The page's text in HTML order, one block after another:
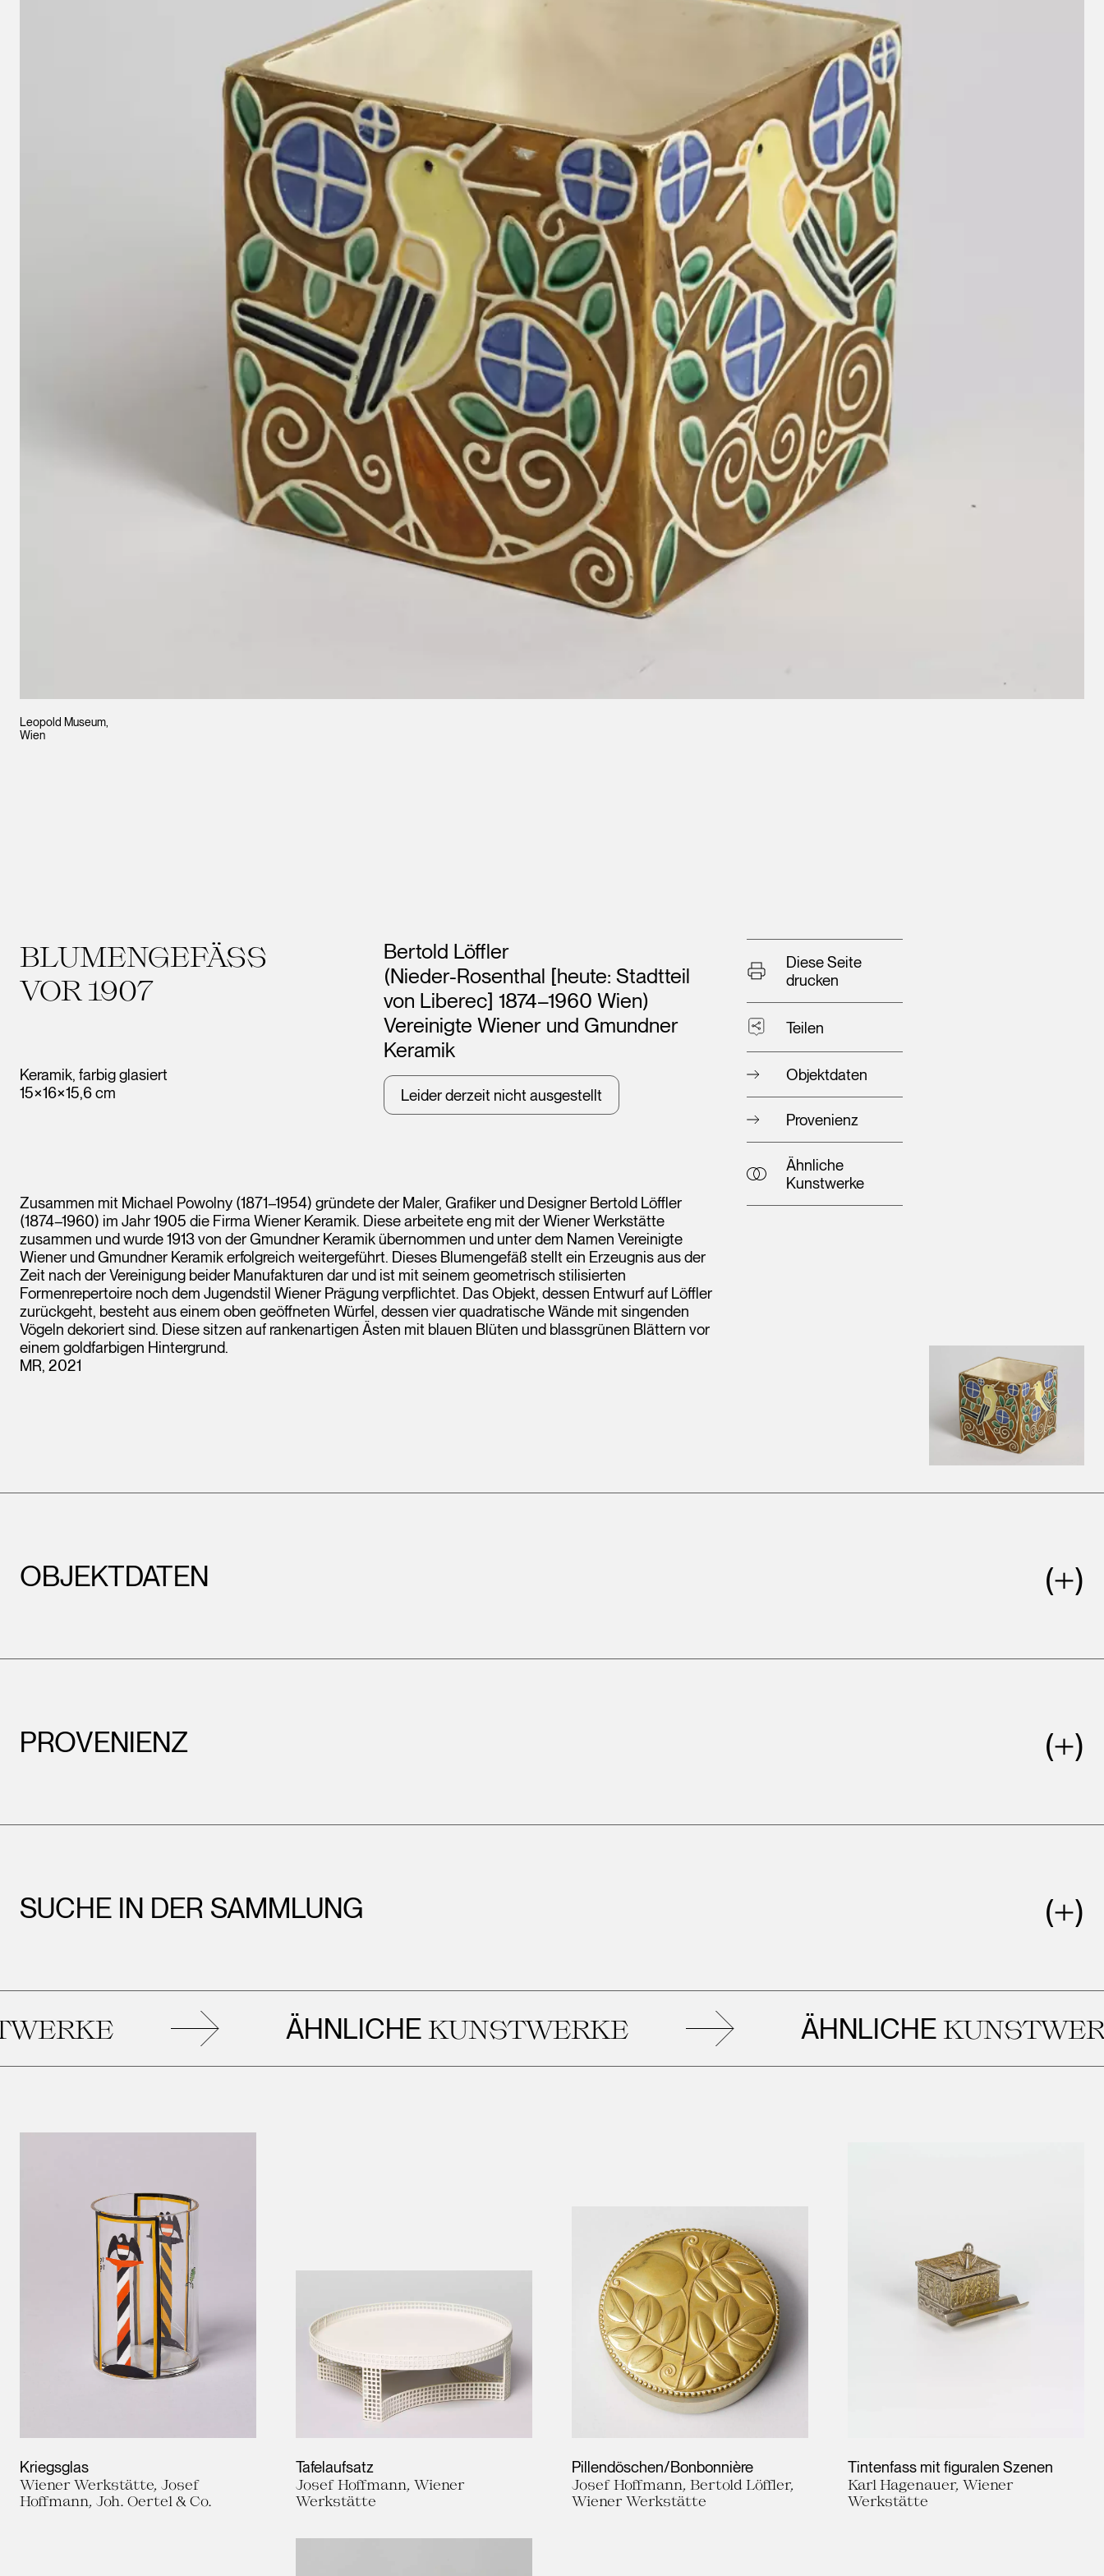
Leopold Museum,
Wien
BLUMENGEFÄSS
VOR 1907
Keramik, farbig glasiert
15×16×15,6 cm
Künstler*innen
Bertold Löffler
(Nieder-Rosenthal [heute: Stadtteil
von Liberec] 1874–1960 Wien)
Vereinigte Wiener und Gmundner
Keramik
Leider derzeit nicht ausgestellt
Diese Seite
drucken
Teilen
Objektdaten
Provenienz
Ähnliche
Kunstwerke
Zusammen mit Michael Powolny (1871–1954) gründete der Maler, Grafiker und Designer Bertold Löffler
(1874–1960) im Jahr 1905 die Firma Wiener Keramik. Diese arbeitete eng mit der Wiener Werkstätte
zusammen und wurde 1913 von der Gmundner Keramik übernommen und unter dem Namen Vereinigte
Wiener und Gmundner Keramik erfolgreich weitergeführt. Dieses Blumengefäß stellt ein Erzeugnis aus der
Zeit nach der Vereinigung beider Manufakturen dar und ist mit seinem geometrisch stilisierten
Formenrepertoire noch dem Jugendstil Wiener Prägung verpflichtet. Das Objekt, dessen Entwurf auf Löffler
zurückgeht, besteht aus einem oben geöffneten Würfel, dessen vier quadratische Wände mit singenden
Vögeln dekoriert sind. Diese sitzen auf rankenartigen Ästen mit blauen Blüten und blassgrünen Blättern vor
einem goldfarbigen Hintergrund.
MR, 2021
OBJEKTDATEN
PROVENIENZ
SUCHE IN DER SAMMLUNG
ÄHNLICHEKUNSTWERKE ÄHNLICHEKUNSTWERKE
Kriegsglas
Wiener Werkstätte, Josef
Hoffmann, Joh. Oertel & Co.
Tafelaufsatz
Josef Hoffmann, Wiener
Werkstätte
Pillendöschen/Bonbonnière
Josef Hoffmann, Bertold Löffler,
Wiener Werkstätte
Tintenfass mit figuralen Szenen
Karl Hagenauer, Wiener
Werkstätte